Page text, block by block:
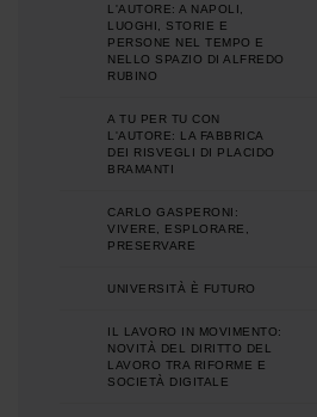
L'AUTORE: A NAPOLI,
LUOGHI, STORIE E
PERSONE NEL TEMPO E
NELLO SPAZIO DI ALFREDO
RUBINO
A TU PER TU CON
L'AUTORE: LA FABBRICA
DEI RISVEGLI DI PLACIDO
BRAMANTI
CARLO GASPERONI:
VIVERE, ESPLORARE,
PRESERVARE
UNIVERSITÀ È FUTURO
IL LAVORO IN MOVIMENTO:
NOVITÀ DEL DIRITTO DEL
LAVORO TRA RIFORME E
SOCIETÀ DIGITALE